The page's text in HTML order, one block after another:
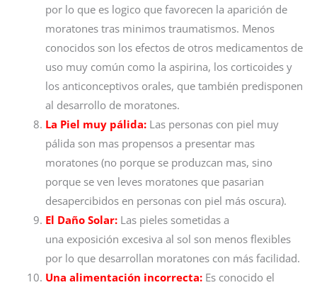
por lo que es logico que favorecen la aparición de
moratones tras minimos traumatismos. Menos
conocidos son los efectos de otros medicamentos de
uso muy común como la aspirina, los corticoides y
los ​​anticonceptivos orales, que también predisponen
al desarrollo de moratones.
La Piel muy pálida: Las personas con piel muy
pálida son mas propensos a presentar mas
moratones (no porque se produzcan mas, sino
porque se ven leves moratones que pasarian
desapercibidos en personas con piel más oscura).
El Daño Solar: Las pieles sometidas a
una exposición excesiva al sol son menos flexibles
por lo que desarrollan moratones con más facilidad.
Una alimentación incorrecta: Es conocido el